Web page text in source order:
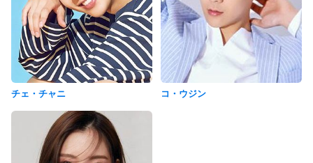
チェ・チャニ コ・ウジン